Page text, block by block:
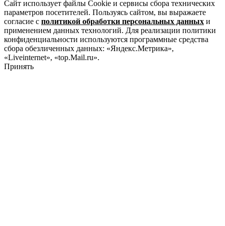
Сайт использует файлы Cookie и сервисы сбора технических
параметров посетителей. Пользуясь сайтом, вы выражаете
согласие с политикой обработки персональных данных и
применением данных технологий. Для реализации политики
конфиденциальности используются программные средства
сбора обезличенных данных: «Яндекс.Метрика»,
«Liveinternet», «top.Mail.ru».
Принять